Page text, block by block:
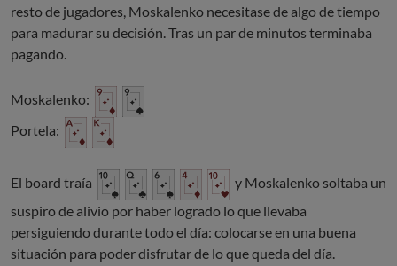
resto de jugadores, Moskalenko necesitase de algo de tiempo
para madurar su decisión. Tras un par de minutos terminaba
pagando.
Moskalenko:
Portela:
El board traía
y Moskalenko soltaba un
suspiro de alivio por haber logrado lo que llevaba
persiguiendo durante todo el día: colocarse en una buena
situación para poder disfrutar de lo que queda del día.